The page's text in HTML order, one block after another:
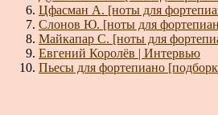
Цфасман А. [ноты для
Слонов Ю. [ноты для
Майкапар С. [ноты для
Евгений Королёв | Интервью
Пьесы для фортепиано